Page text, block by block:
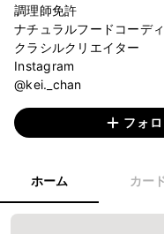
調理師免許
ナチュラルフードコーデ
クラシルクリエイター
Instagram
@kei._chan
フォ
ホーム カー